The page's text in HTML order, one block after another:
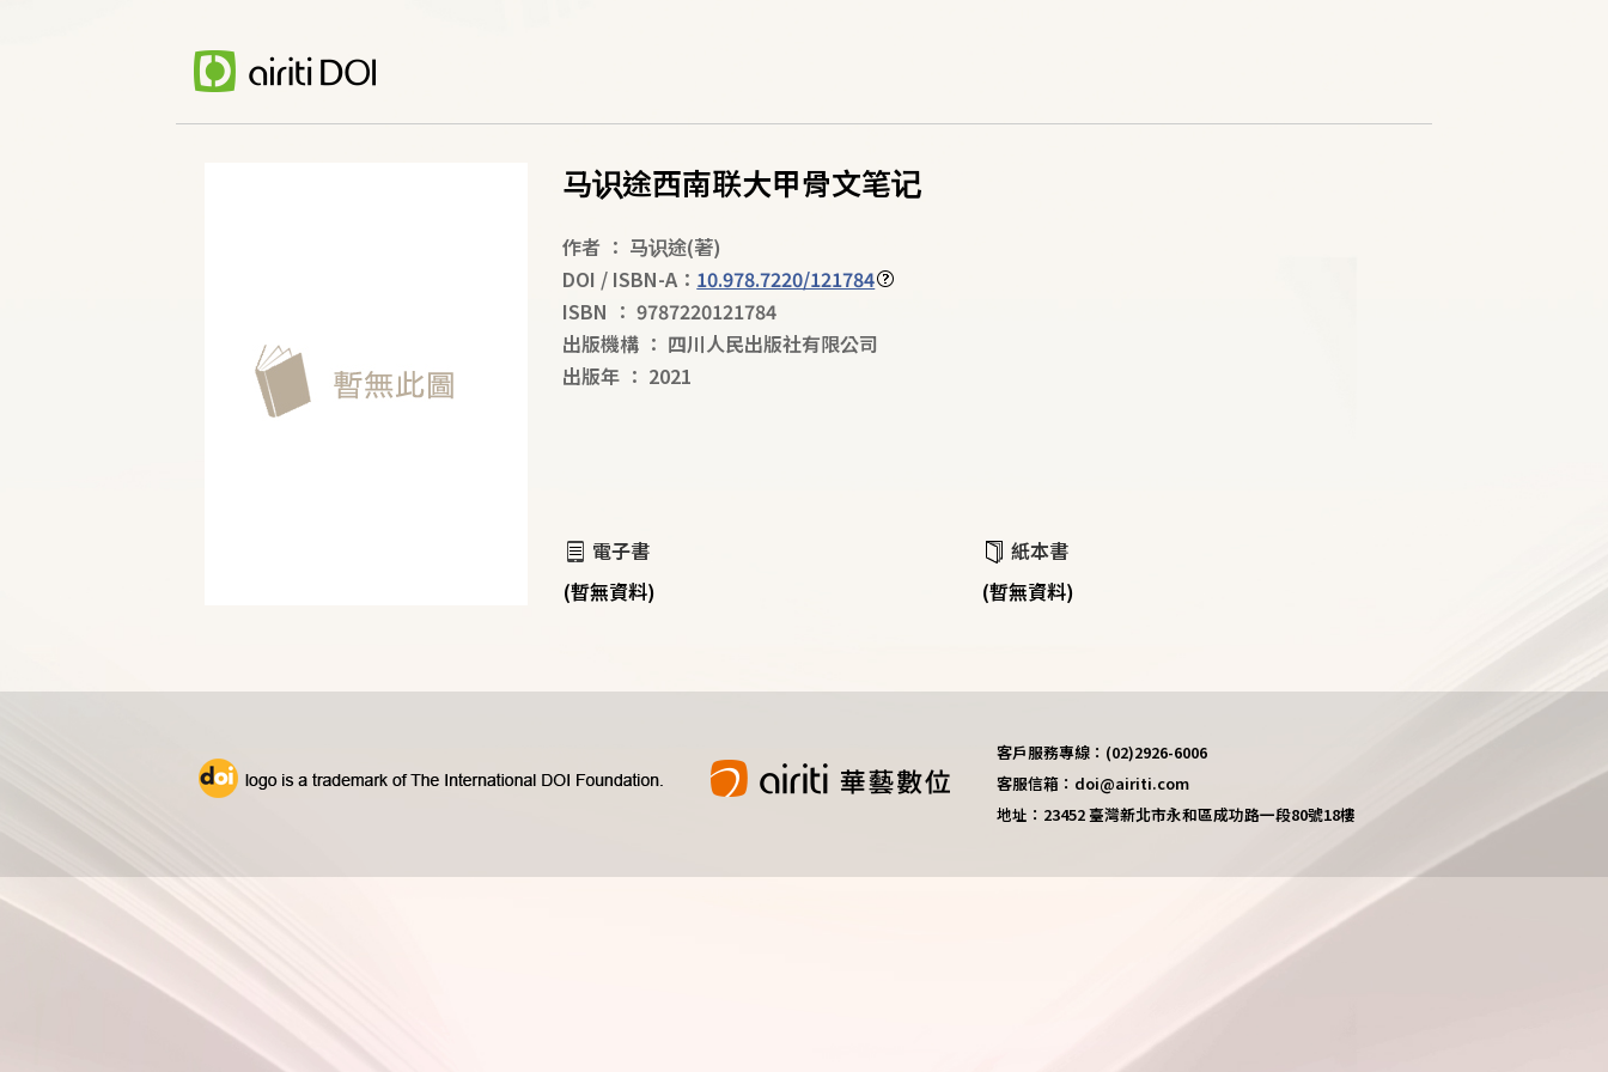
马识途西南联大甲骨文笔记
作者 ： 马识途(著)
DOI / ISBN-A： 10.978.7220/121784
ISBN ： 9787220121784
出版機構 ： 四川人民出版社有限公司
出版年 ： 2021
電子書
(暫無資料)
紙本書
(暫無資料)
客戶服務專線：(02)2926-6006
客服信箱：doi@airiti.com
地址：23452 臺灣新北市永和區成功路一段80號18樓